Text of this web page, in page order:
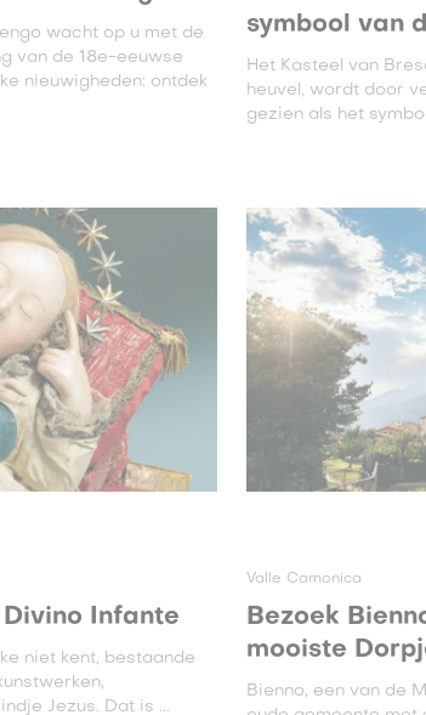
wacht op u met de
van de 18e-eeuwse
nieuwigheden: ontdek
symbool van
Het Kasteel van
heuvel, wordt door
gezien als het
Infante
niet kent, bestaande
Jezus. Dat is ...
Valle Camonica
Bezoek
mooiste
Bienno, een van de